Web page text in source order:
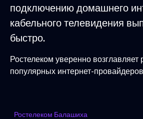
подключению домашнего
кабельного телевидения
быстро.
Ростелеком уверенно возглавляет
популярных интернет-
Ростелеком Балашиха